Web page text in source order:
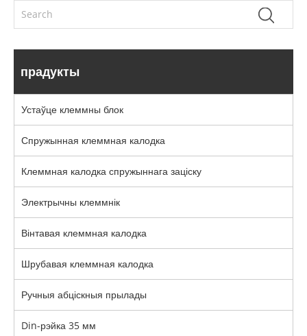
прадукты
Устаўце клеммны блок
Спружынная клеммная калодка
Клеммная калодка спружыннага заціску
Электрычны клеммнік
Вінтавая клеммная калодка
Шрубавая клеммная калодка
Ручныя абціскныя прылады
Din-рэйка 35 мм